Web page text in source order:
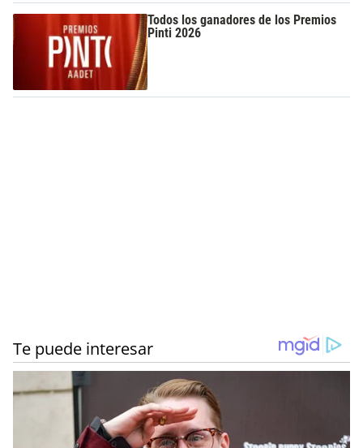
Todos los ganadores de los Premios
Pinti 2026